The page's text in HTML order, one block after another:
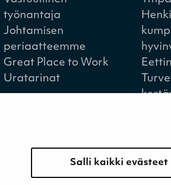
Salli kaikki evästeet
työnantaja
Johtamisen
periaatteemme
Great Place to Work
Uratarinat